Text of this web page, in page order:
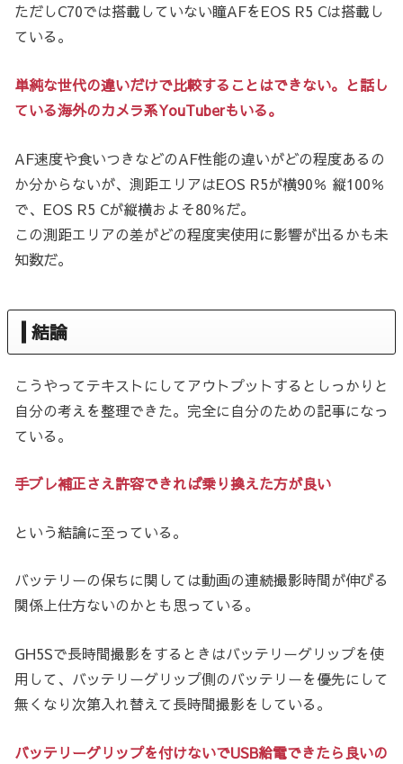
ただしC70では搭載していない瞳AFをEOS R5 Cは搭載し
ている。
単純な世代の違いだけで比較することはできない。と話し
ている海外のカメラ系YouTuberもいる。
AF速度や食いつきなどのAF性能の違いがどの程度あるの
か分からないが、測距エリアはEOS R5が横90％ 縦100％
で、EOS R5 Cが縦横およそ80％だ。
この測距エリアの差がどの程度実使用に影響が出るかも未
知数だ。
結論
こうやってテキストにしてアウトプットするとしっかりと
自分の考えを整理できた。完全に自分のための記事になっ
ている。
手ブレ補正さえ許容できれば乗り換えた方が良い
という結論に至っている。
バッテリーの保ちに関しては動画の連続撮影時間が伸びる
関係上仕方ないのかとも思っている。
GH5Sで長時間撮影をするときはバッテリーグリップを使
用して、バッテリーグリップ側のバッテリーを優先にして
無くなり次第入れ替えて長時間撮影をしている。
バッテリーグリップを付けないでUSB給電できたら良いの